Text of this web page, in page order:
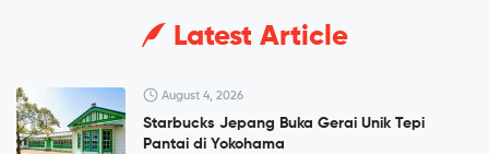
Latest Article
August 4, 2026
Starbucks Jepang Buka Gerai Unik Tepi
Pantai di Yokohama